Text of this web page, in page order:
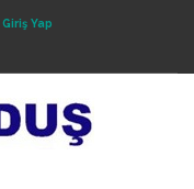
Giriş Yap